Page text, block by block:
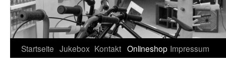
Startseite Jukebox Kontakt Onlineshop Impressum